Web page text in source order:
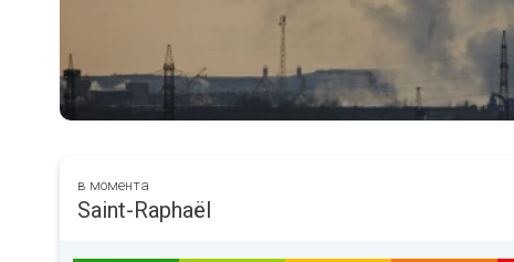
в момента
Saint-Raphaël